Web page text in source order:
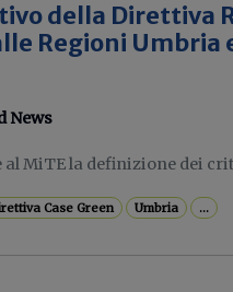
della Direttiva
Regioni Umbria
News
MiTE la definizione dei
Case Green Umbria ...